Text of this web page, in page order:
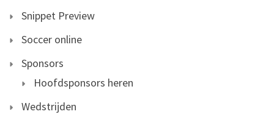
Snippet Preview
Soccer online
Sponsors
Hoofdsponsors heren
Wedstrijden